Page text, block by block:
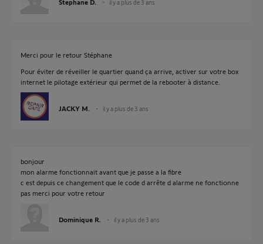
Stephane D. il y a plus de 3 ans
Merci pour le retour Stéphane
Pour éviter de réveiller le quartier quand ça arrive, activer sur votre box
internet le pilotage extérieur qui permet de la rebooter à distance.
JACKY M. il y a plus de 3 ans
bonjour
mon alarme fonctionnait avant que je passe a la fibre
c est depuis ce changement que le code d arrête d alarme ne fonctionne
pas merci pour votre retour
Dominique R. il y a plus de 3 ans